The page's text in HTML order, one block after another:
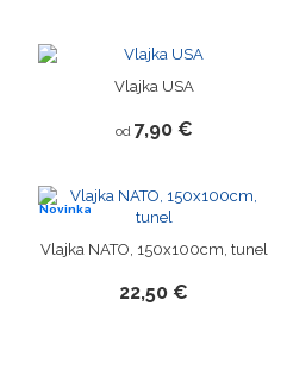
Vlajka USA
od 7,90 €
Novinka
Vlajka NATO, 150x100cm, tunel
22,50 €